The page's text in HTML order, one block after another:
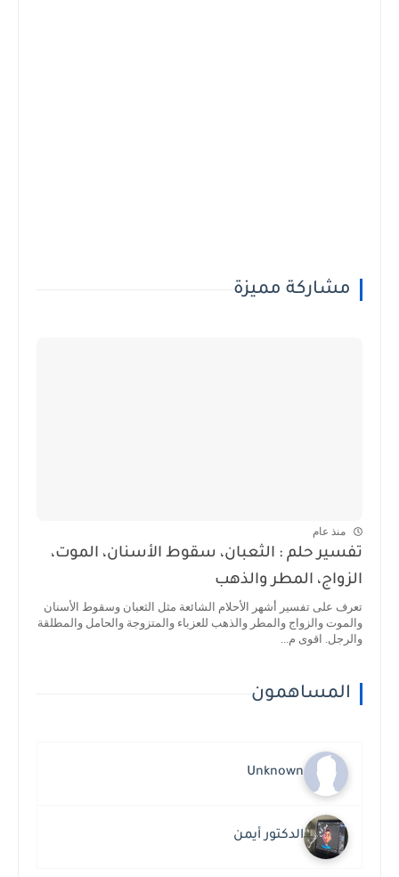
مشاركة مميزة
منذ عام
تفسير حلم : الثعبان، سقوط الأسنان، الموت،
الزواج، المطر والذهب
تعرف على تفسير أشهر الأحلام الشائعة مثل الثعبان وسقوط الأسنان
والموت والزواج والمطر والذهب للعزباء والمتزوجة والحامل والمطلقة
والرجل. اقوى م...
المساهمون
Unknown
الدكتور أيمن